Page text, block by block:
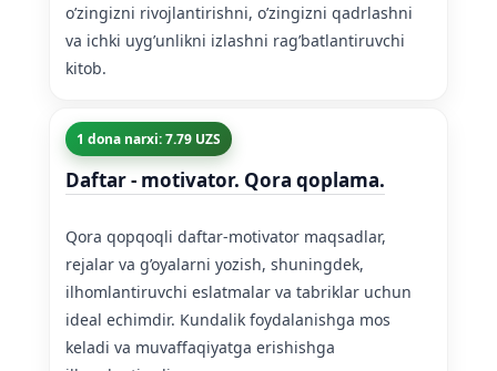
o’zingizni rivojlantirishni, o’zingizni qadrlashni
va ichki uyg’unlikni izlashni rag’batlantiruvchi
kitob.
1 dona narxi: 7.79 UZS
Daftar - motivator. Qora qoplama.
Qora qopqoqli daftar-motivator maqsadlar,
rejalar va g’oyalarni yozish, shuningdek,
ilhomlantiruvchi eslatmalar va tabriklar uchun
ideal echimdir. Kundalik foydalanishga mos
keladi va muvaffaqiyatga erishishga